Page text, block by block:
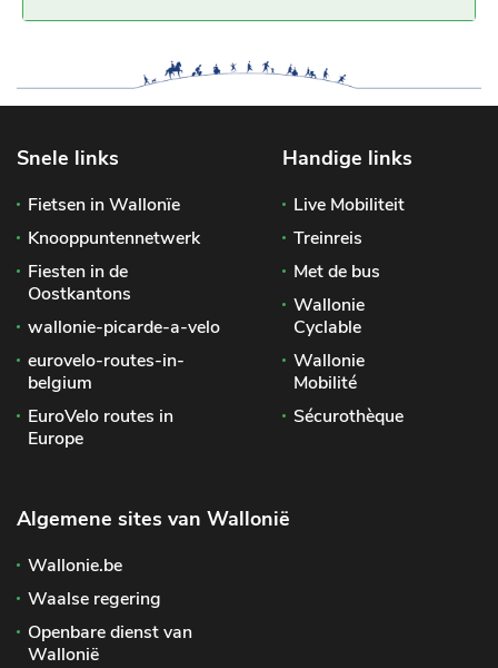
Snele links
Fietsen in Wallonïe
Knooppuntennetwerk
Fiesten in de
Oostkantons
wallonie-picarde-a-velo
eurovelo-routes-in-
belgium
EuroVelo routes in
Europe
Handige links
Live Mobiliteit
Treinreis
Met de bus
Wallonie
Cyclable
Wallonie
Mobilité
Sécurothèque
Algemene sites van Wallonië
Wallonie.be
Waalse regering
Openbare dienst van
Wallonië